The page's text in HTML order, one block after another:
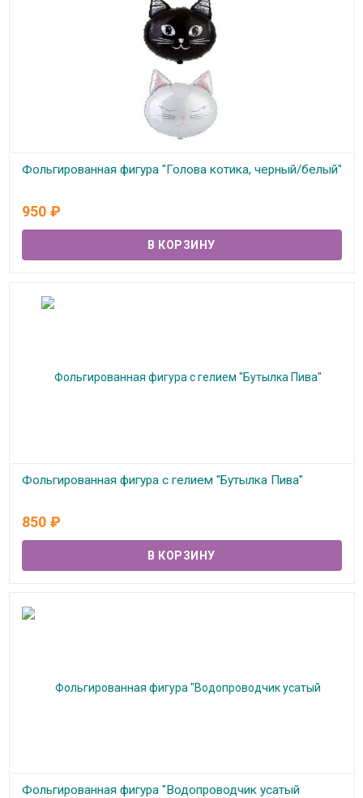
Фольгированная фигура "Голова котика, черный/белый"
950 ₽
Фольгированная фигура с гелием "Бутылка Пива"
850 ₽
Фольгированная фигура "Водопроводчик усатый